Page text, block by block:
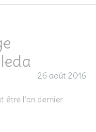
26 août 2016
être l’an dernier